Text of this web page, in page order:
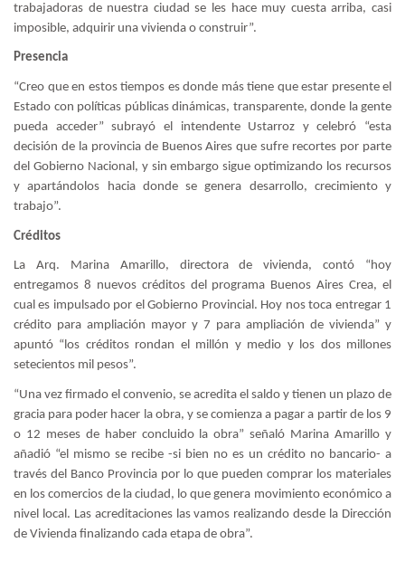
trabajadoras de nuestra ciudad se les hace muy cuesta arriba, casi
imposible, adquirir una vivienda o construir”.
Presencia
“Creo que en estos tiempos es donde más tiene que estar presente el
Estado con políticas públicas dinámicas, transparente, donde la gente
pueda acceder” subrayó el intendente Ustarroz y celebró “esta
decisión de la provincia de Buenos Aires que sufre recortes por parte
del Gobierno Nacional, y sin embargo sigue optimizando los recursos
y apartándolos hacia donde se genera desarrollo, crecimiento y
trabajo”.
Créditos
La Arq. Marina Amarillo, directora de vivienda, contó “hoy
entregamos 8 nuevos créditos del programa Buenos Aires Crea, el
cual es impulsado por el Gobierno Provincial. Hoy nos toca entregar 1
crédito para ampliación mayor y 7 para ampliación de vivienda” y
apuntó “los créditos rondan el millón y medio y los dos millones
setecientos mil pesos”.
“Una vez firmado el convenio, se acredita el saldo y tienen un plazo de
gracia para poder hacer la obra, y se comienza a pagar a partir de los 9
o 12 meses de haber concluido la obra” señaló Marina Amarillo y
añadió “el mismo se recibe -si bien no es un crédito no bancario- a
través del Banco Provincia por lo que pueden comprar los materiales
en los comercios de la ciudad, lo que genera movimiento económico a
nivel local. Las acreditaciones las vamos realizando desde la Dirección
de Vivienda finalizando cada etapa de obra”.